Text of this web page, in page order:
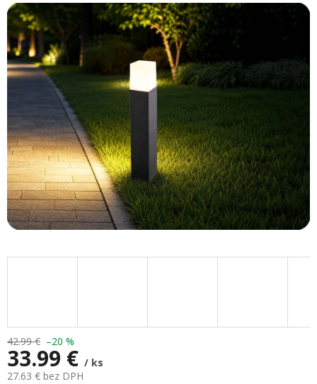
je
0.0
z
hviezdičiek.
42.99 € –20 %
33.99 € / ks
27.63 € bez DPH